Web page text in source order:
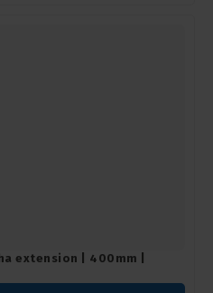
extension | 400mm |